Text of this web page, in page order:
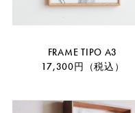
FRAME TIPO A3
17,300円（税込）